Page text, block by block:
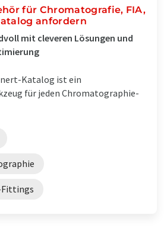
für Chromatografie, FIA,
anfordern
mit cleveren Lösungen und
Katalog ist ein
für jeden Chromatographie-